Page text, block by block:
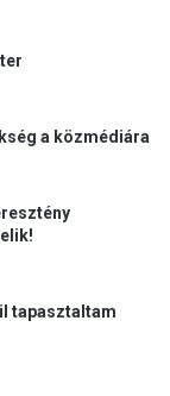
a közmédiára
tapasztaltam